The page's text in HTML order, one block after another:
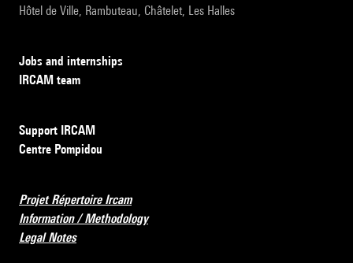
Hôtel de Ville, Rambuteau, Châtelet, Les Halles
Jobs and internships
IRCAM team
Support IRCAM
Centre Pompidou
Projet Répertoire Ircam
Information / Methodology
Legal Notes